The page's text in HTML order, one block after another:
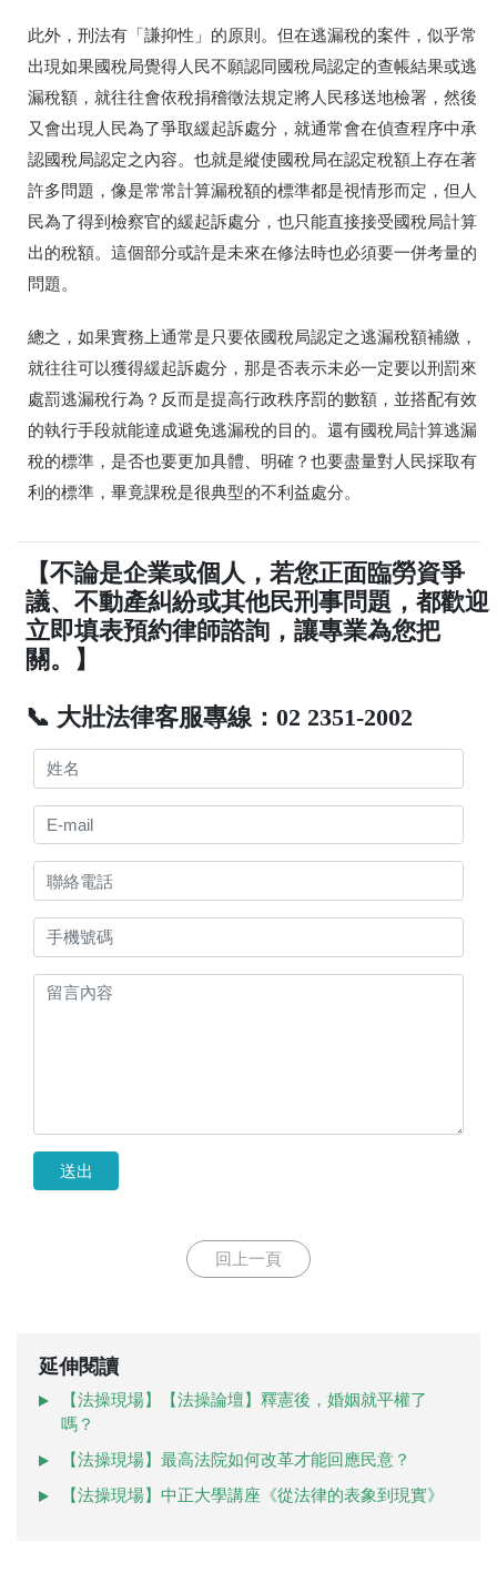
此外，刑法有「謙抑性」的原則。但在逃漏稅的案件，似乎常
出現如果國稅局覺得人民不願認同國稅局認定的查帳結果或逃
漏稅額，就往往會依稅捐稽徵法規定將人民移送地檢署，然後
又會出現人民為了爭取緩起訴處分，就通常會在偵查程序中承
認國稅局認定之內容。也就是縱使國稅局在認定稅額上存在著
許多問題，像是常常計算漏稅額的標準都是視情形而定，但人
民為了得到檢察官的緩起訴處分，也只能直接接受國稅局計算
出的稅額。這個部分或許是未來在修法時也必須要一併考量的
問題。
總之，如果實務上通常是只要依國稅局認定之逃漏稅額補繳，
就往往可以獲得緩起訴處分，那是否表示未必一定要以刑罰來
處罰逃漏稅行為？反而是提高行政秩序罰的數額，並搭配有效
的執行手段就能達成避免逃漏稅的目的。還有國稅局計算逃漏
稅的標準，是否也要更加具體、明確？也要盡量對人民採取有
利的標準，畢竟課稅是很典型的不利益處分。
【不論是企業或個人，若您正面臨勞資爭
議、不動產糾紛或其他民刑事問題，都歡迎
立即填表預約律師諮詢，讓專業為您把
關。】
📞 大壯法律客服專線：02 2351-2002
送出
回上一頁
延伸閱讀
【法操現場】【法操論壇】釋憲後，婚姻就平權了
嗎？
【法操現場】最高法院如何改革才能回應民意？
【法操現場】中正大學講座《從法律的表象到現實》